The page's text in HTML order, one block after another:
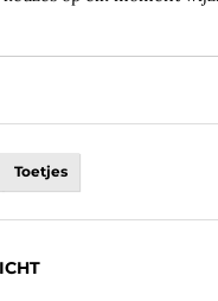
Toetjes